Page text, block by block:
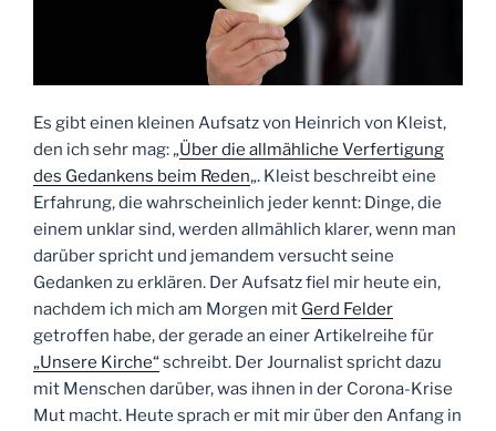
Es gibt einen kleinen Aufsatz von Heinrich von Kleist,
den ich sehr mag: „Über die allmähliche Verfertigung
des Gedankens beim Reden„. Kleist beschreibt eine
Erfahrung, die wahrscheinlich jeder kennt: Dinge, die
einem unklar sind, werden allmählich klarer, wenn man
darüber spricht und jemandem versucht seine
Gedanken zu erklären. Der Aufsatz fiel mir heute ein,
nachdem ich mich am Morgen mit Gerd Felder
getroffen habe, der gerade an einer Artikelreihe für
„Unsere Kirche“ schreibt. Der Journalist spricht dazu
mit Menschen darüber, was ihnen in der Corona-Krise
Mut macht. Heute sprach er mit mir über den Anfang in